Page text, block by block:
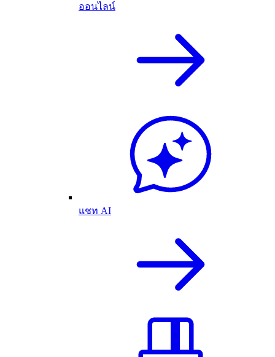
ออนไลน์
แชท AI